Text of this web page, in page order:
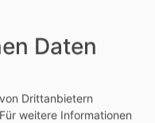
Daten
Drittanbietern
Für weitere Informationen